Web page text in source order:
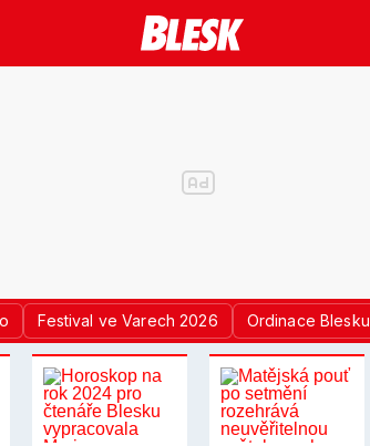
Festival ve Varech 2026 Ordinace Blesku